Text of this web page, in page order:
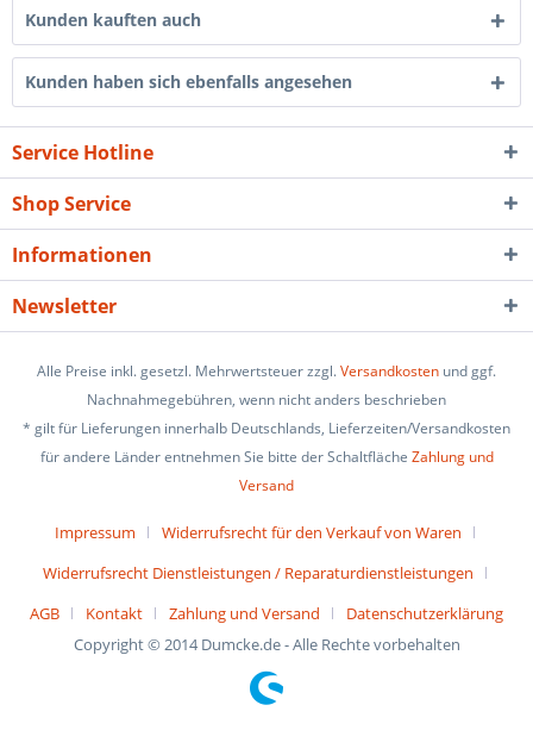
Kunden kauften auch
Kunden haben sich ebenfalls angesehen
Service Hotline
Shop Service
Informationen
Newsletter
Alle Preise inkl. gesetzl. Mehrwertsteuer zzgl.Versandkosten und ggf.
Nachnahmegebühren, wenn nicht anders beschrieben
* gilt für Lieferungen innerhalb Deutschlands, Lieferzeiten/Versandkosten
für andere Länder entnehmen Sie bitte der Schaltfläche Zahlung und
Versand
Impressum
Widerrufsrecht für den Verkauf von Waren
Widerrufsrecht Dienstleistungen / Reparaturdienstleistungen
AGB
Kontakt Zahlung und Versand
Datenschutzerklärung
Copyright © 2014 Dumcke.de - Alle Rechte vorbehalten